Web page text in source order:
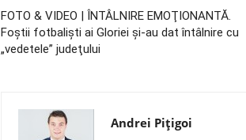
FOTO & VIDEO | ÎNTÂLNIRE EMOŢIONANTĂ.
Foştii fotbalişti ai Gloriei şi-au dat întâlnire cu
„vedetele” judeţului
Andrei Pițigoi